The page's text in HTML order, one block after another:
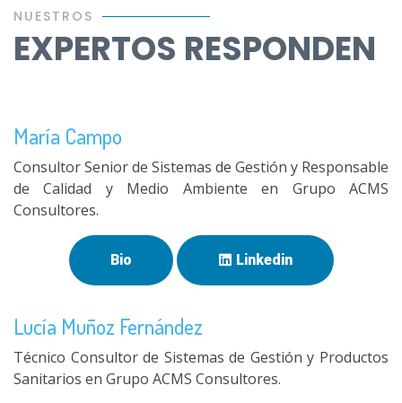
NUESTROS
EXPERTOS RESPONDEN
María Campo
Consultor Senior de Sistemas de Gestión y Responsable
de Calidad y Medio Ambiente en Grupo ACMS
Consultores.
Bio Linkedin
Lucía Muñoz Fernández
Técnico Consultor de Sistemas de Gestión y Productos
Sanitarios en Grupo ACMS Consultores.